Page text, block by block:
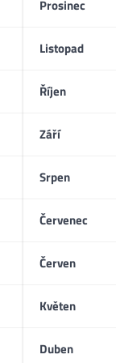
Prosinec
Listopad
Říjen
Září
Srpen
Červenec
Červen
Květen
Duben